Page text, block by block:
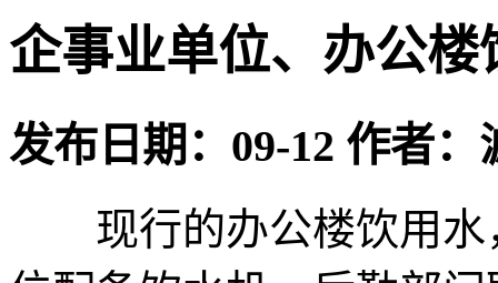
企事业单位、办公楼
发布日期： 09-12 作者：
现行的办公楼饮用水